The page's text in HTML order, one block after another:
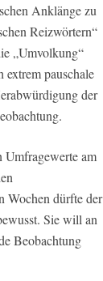
Anklänge zu
Reizwörtern“
„Umvolkung“
pauschale
der
am
Wochen dürfte der
Sie will an
Beobachtung